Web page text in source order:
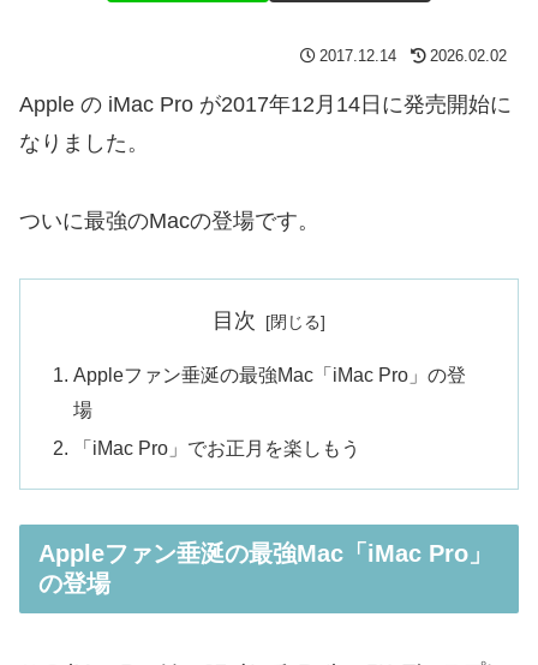
2017.12.14 2026.02.02
Apple の iMac Pro が2017年12月14日に発売開始に
なりました。
ついに最強のMacの登場です。
目次
Appleファン垂涎の最強Mac「iMac Pro」の登
場
「iMac Pro」でお正月を楽しもう
Appleファン垂涎の最強Mac「iMac Pro」
の登場